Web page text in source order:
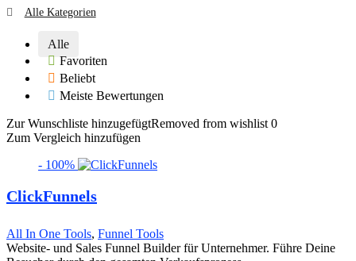
Alle Kategorien
Alle
Favoriten
Beliebt
Meiste Bewertungen
Zur Wunschliste hinzugefügtRemoved from wishlist 0
Zum Vergleich hinzufügen
- 100%
ClickFunnels
All In One Tools, Funnel Tools
Website- und Sales Funnel Builder für Unternehmer. Führe Deine